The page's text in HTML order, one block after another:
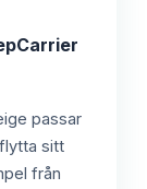
passar
sitt
från